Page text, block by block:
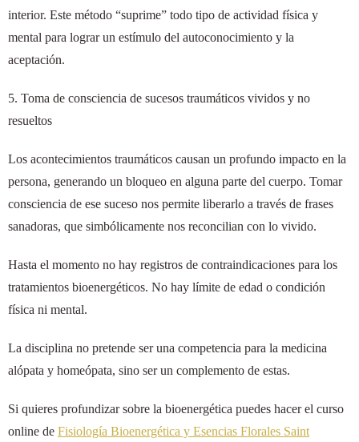
interior. Este método “suprime” todo tipo de actividad física y
mental para lograr un estímulo del autoconocimiento y la
aceptación.
5. Toma de consciencia de sucesos traumáticos vividos y no
resueltos
Los acontecimientos traumáticos causan un profundo impacto en la
persona, generando un bloqueo en alguna parte del cuerpo. Tomar
consciencia de ese suceso nos permite liberarlo a través de frases
sanadoras, que simbólicamente nos reconcilian con lo vivido.
Hasta el momento no hay registros de contraindicaciones para los
tratamientos bioenergéticos. No hay límite de edad o condición
física ni mental.
La disciplina no pretende ser una competencia para la medicina
alópata y homeópata, sino ser un complemento de estas.
Si quieres profundizar sobre la bioenergética puedes hacer el curso
online de Fisiología Bioenergética y Esencias Florales Saint